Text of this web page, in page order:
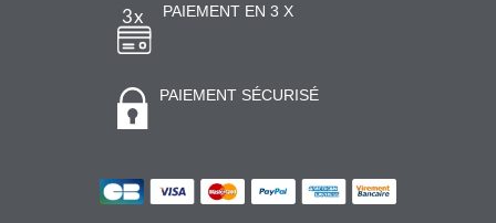
PAIEMENT EN 3 X
PAIEMENT SÉCURISÉ